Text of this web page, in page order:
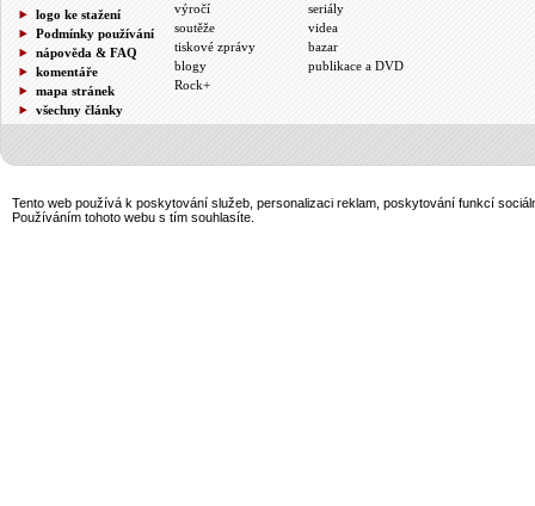
logo ke stažení
Podmínky používání
nápověda & FAQ
komentáře
mapa stránek
všechny články
výročí
soutěže
tiskové zprávy
blogy
Rock+
seriály
videa
bazar
publikace a DVD
Tento web používá k poskytování služeb, personalizaci reklam, poskytování funkcí
Používáním tohoto webu s tím souhlasíte.